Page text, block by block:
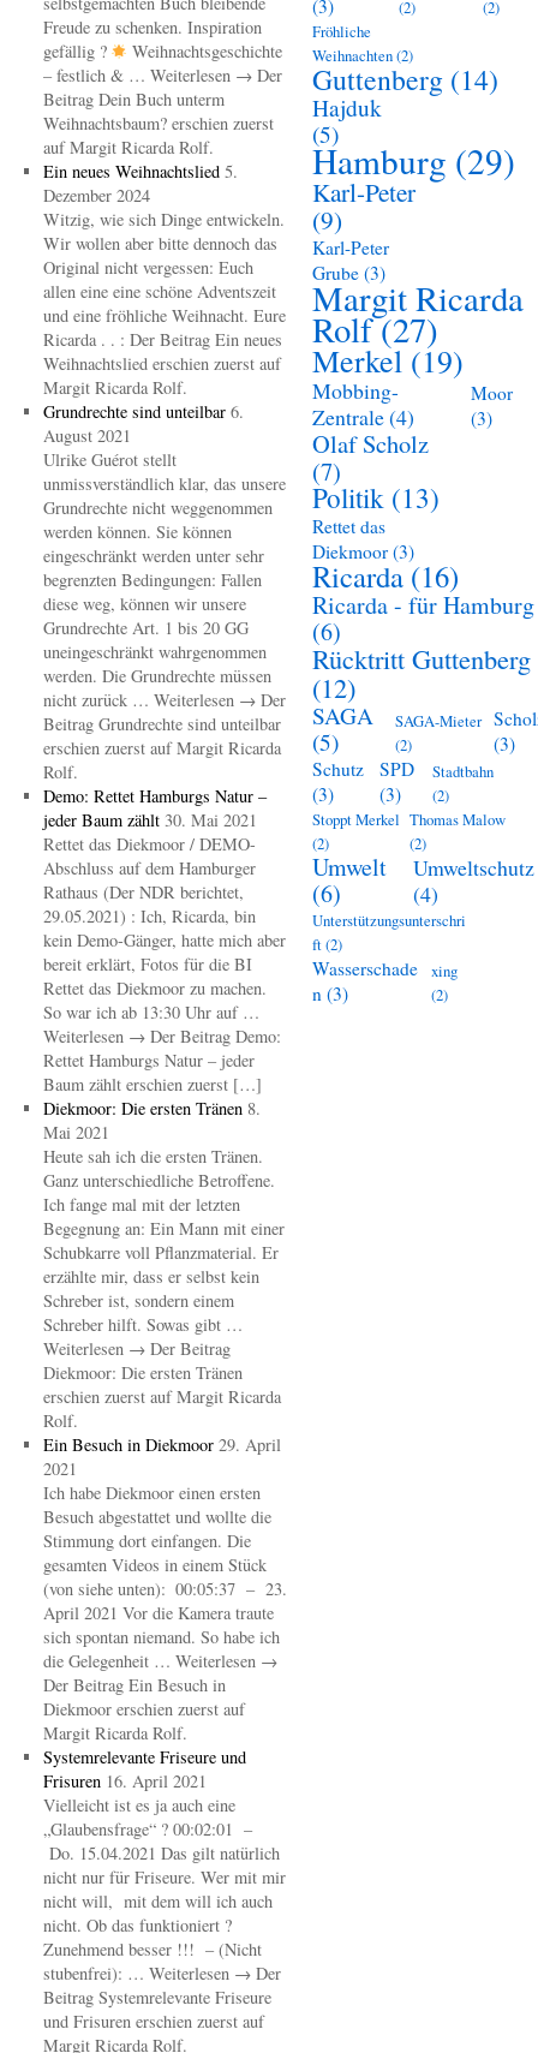
Freude zu schenken. Inspiration
gefällig ?
Weihnachtsgeschichte
– festlich & … Weiterlesen → Der
Beitrag Dein Buch unterm
Weihnachtsbaum? erschien zuerst
auf Margit Ricarda Rolf.
Ein neues Weihnachtslied 5.
Dezember 2024
Witzig, wie sich Dinge entwickeln.
Wir wollen aber bitte dennoch das
Original nicht vergessen: Euch
allen eine eine schöne Adventszeit
und eine fröhliche Weihnacht. Eure
Ricarda . . : Der Beitrag Ein neues
Weihnachtslied erschien zuerst auf
Margit Ricarda Rolf.
Grundrechte sind unteilbar 6.
August 2021
Ulrike Guérot stellt
unmissverständlich klar, das unsere
Grundrechte nicht weggenommen
werden können. Sie können
eingeschränkt werden unter sehr
begrenzten Bedingungen: Fallen
diese weg, können wir unsere
Grundrechte Art. 1 bis 20 GG
uneingeschränkt wahrgenommen
werden. Die Grundrechte müssen
nicht zurück … Weiterlesen → Der
Beitrag Grundrechte sind unteilbar
erschien zuerst auf Margit Ricarda
Rolf.
Demo: Rettet Hamburgs Natur –
jeder Baum zählt 30. Mai 2021
Rettet das Diekmoor / DEMO-
Abschluss auf dem Hamburger
Rathaus (Der NDR berichtet,
29.05.2021) : Ich, Ricarda, bin
kein Demo-Gänger, hatte mich aber
bereit erklärt, Fotos für die BI
Rettet das Diekmoor zu machen.
So war ich ab 13:30 Uhr auf …
Weiterlesen → Der Beitrag Demo:
Rettet Hamburgs Natur – jeder
Baum zählt erschien zuerst […]
Diekmoor: Die ersten Tränen 8.
Mai 2021
Heute sah ich die ersten Tränen.
Ganz unterschiedliche Betroffene.
Ich fange mal mit der letzten
Begegnung an: Ein Mann mit einer
Schubkarre voll Pflanzmaterial. Er
erzählte mir, dass er selbst kein
Schreber ist, sondern einem
Schreber hilft. Sowas gibt …
Weiterlesen → Der Beitrag
Diekmoor: Die ersten Tränen
erschien zuerst auf Margit Ricarda
Rolf.
Ein Besuch in Diekmoor 29. April
2021
Ich habe Diekmoor einen ersten
Besuch abgestattet und wollte die
Stimmung dort einfangen. Die
gesamten Videos in einem Stück
(von siehe unten): 00:05:37 – 23.
April 2021 Vor die Kamera traute
sich spontan niemand. So habe ich
die Gelegenheit … Weiterlesen →
Der Beitrag Ein Besuch in
Diekmoor erschien zuerst auf
Margit Ricarda Rolf.
Systemrelevante Friseure und
Frisuren 16. April 2021
Vielleicht ist es ja auch eine
„Glaubensfrage“ ? 00:02:01 –
Do. 15.04.2021 Das gilt natürlich
nicht nur für Friseure. Wer mit mir
nicht will, mit dem will ich auch
nicht. Ob das funktioniert ?
Zunehmend besser !!! – (Nicht
stubenfrei): … Weiterlesen → Der
Beitrag Systemrelevante Friseure
und Frisuren erschien zuerst auf
Margit Ricarda Rolf.
(3) (2)
(2)
Fröhliche
Weihnachten(2)
Guttenberg (14)
Hajduk
(5)
Hamburg (29)
Karl-Peter
(9)
Karl-Peter
Grube (3)
Margit Ricarda
Rolf(27)
Merkel (19)
Mobbing-
Zentrale(4)
Moor
(3)
Olaf Scholz
(7)
Politik (13)
Rettet das
Diekmoor (3)
Ricarda (16)
Ricarda - für Hamburg
(6)
Rücktritt Guttenberg
(12)
SAGA
(5)
SAGA-Mieter
(2)
(3)
Schutz
(3)
SPD
(3)
Stadtbahn
(2)
Stoppt Merkel
(2)
Thomas Malow
(2)
Umwelt
(6)
Umweltschutz
(4)
Unterstützungsunterschri
ft(2)
Wasserschade
n (3)
xing
(2)